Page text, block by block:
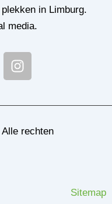
in Limburg.
media.
I
n
grechten
Sitemap